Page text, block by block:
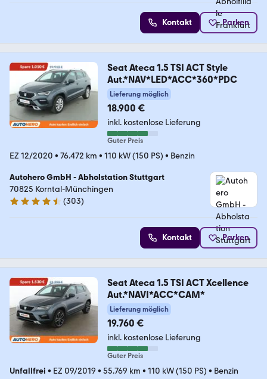
Kontakt Parken
Seat Ateca 1.5 TSI ACT Style
Aut.*NAV*LED*ACC*360*PDC
Lieferung möglich
18.900 €
inkl. kostenlose Lieferung
Guter Preis
EZ 12/2020 • 76.472 km • 110 kW (150 PS) • Benzin
Autohero GmbH - Abholstation Stuttgart
70825 Korntal-Münchingen
4.4 Sterne
(303)
Kontakt Parken
Seat Ateca 1.5 TSI ACT Xcellence
Aut.*NAVI*ACC*CAM*
Lieferung möglich
19.760 €
inkl. kostenlose Lieferung
Guter Preis
Unfallfrei • EZ 09/2019 • 55.769 km • 110 kW (150 PS) • Benzin